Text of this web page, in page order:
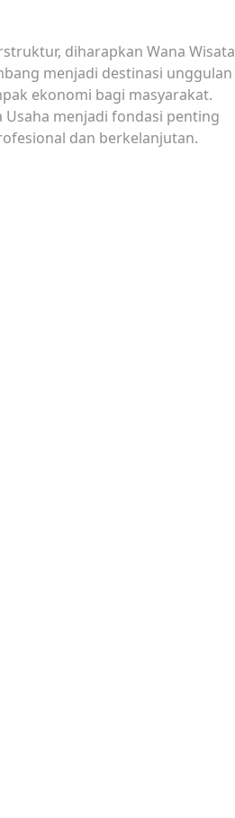
diharapkan Wana Wisata
menjadi destinasi unggulan
ekonomi bagi masyarakat.
Usaha menjadi fondasi penting
dan berkelanjutan.